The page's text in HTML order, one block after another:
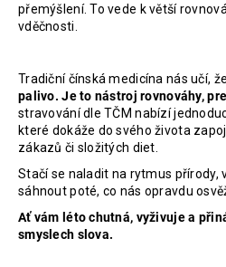
přemýšlení. To vede k větší
vděčnosti.
Tradiční čínská medicína nás učí,
palivo. Je to nástroj rovnováhy,
stravování dle TČM nabízí
které dokáže do svého života
zákazů či složitých diet.
Stačí se naladit na rytmus přírody,
sáhnout poté, co nás opravdu
Ať vám léto chutná, vyživuje a
smyslech slova.